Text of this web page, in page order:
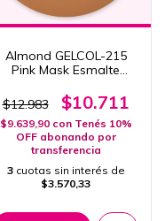
Almond GELCOL-215
Pink Mask Esmalte
Food 15ml
$12.983 $10.711
$9.639,90 con Tenés 10%
OFF abonando por
transferencia
3 cuotas sin interés de
$3.570,33